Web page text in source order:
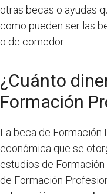
otras becas o ayudas
como pueden ser las
o de comedor.
¿Cuánto
Formación
La beca de Formación
económica que se
estudios de
de Formación